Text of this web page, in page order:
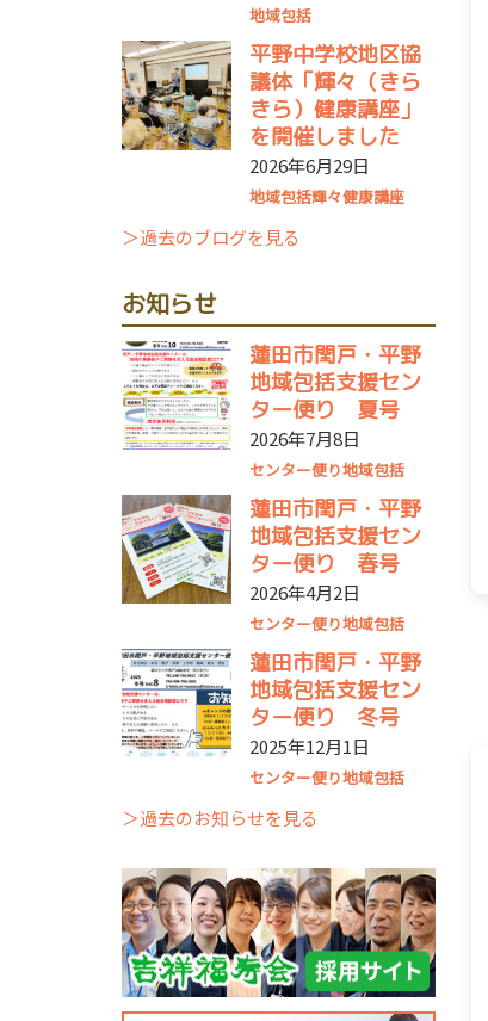
地域包括
平野中学校地区協
議体「輝々（きら
きら）健康講座」
を開催しました
2026年6月29日
地域包括輝々健康講座
＞過去のブログを見る
お知らせ
蓮田市閏戸・平野
地域包括支援セン
ター便り 夏号
2026年7月8日
センター便り地域包括
蓮田市閏戸・平野
地域包括支援セン
ター便り 春号
2026年4月2日
センター便り地域包括
蓮田市閏戸・平野
地域包括支援セン
ター便り 冬号
2025年12月1日
センター便り地域包括
＞過去のお知らせを見る